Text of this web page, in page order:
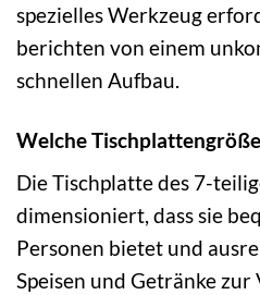
spezielles Werkzeug
berichten von einem
schnellen Aufbau.
Welche
Die Tischplatte des 7-
dimensioniert, dass sie
Personen bietet und
Speisen und Getränke